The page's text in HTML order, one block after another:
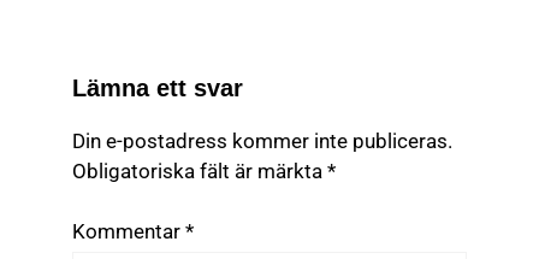
Lämna ett svar
Din e-postadress kommer inte publiceras.
Obligatoriska fält är märkta *
Kommentar *